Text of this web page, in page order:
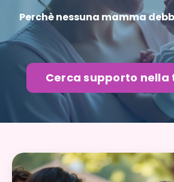
Perchè nessuna mamma
Cerca supporto nella